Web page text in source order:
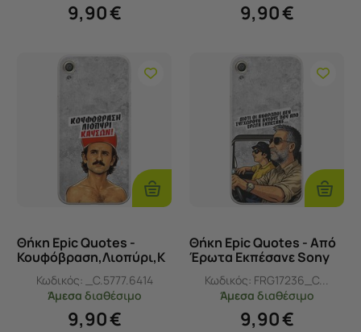
9,90€ 9,90€
Προσθήκη
Στο
Καλάθι
Θήκη Epic Quotes -
Κουφόβραση,Λιοπύρι,Κ
αύσων! Sony Xperia XA
Flexible TPU (Διάφανη
Σιλικόνη)
Κωδικός:
_C.5777.6414
Άμεσα διαθέσιμο
9,90€
Στο
Καλάθι
Θήκη Epic Quotes - Από
Έρωτα Εκπέσανε Sony
Xperia XA Flexible TPU
(Διάφανη Σιλικόνη)
Κωδικός: FRG17236_C...
Άμεσα διαθέσιμο
9,90€